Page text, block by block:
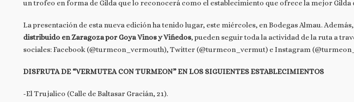
un trofeo en forma de Gilda que lo reconocerá como el establecimiento que ofrece la mejor Gilda
La presentación de esta nueva edición ha tenido lugar, este miércoles, en Bodegas Almau.
distribuido en Zaragoza por Goya Vinos y Viñedos, pueden seguir toda la actividad de la ruta a
sociales: Facebook (@turmeon_vermouth), Twitter (@turmeon_vermut) e Instagram
DISFRUTA DE “VERMUTEA CON TURMEON” EN LOS SIGUIENTES ESTABLECIMIENTOS
-El Trujalico (Calle de Baltasar Gracián, 21).